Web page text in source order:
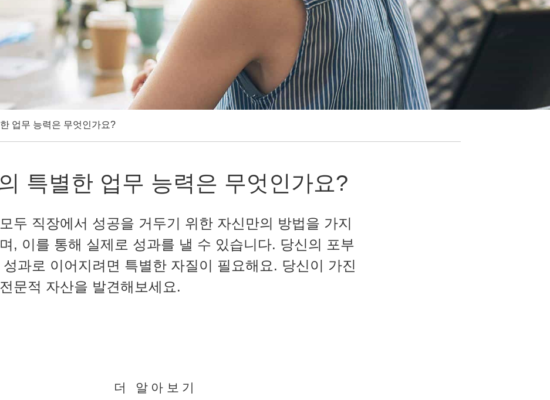
업무 능력은 무엇인가요?
특별한 업무 능력은 무엇인가요?
두 직장에서 성공을 거두기 위한 자신만의 방법을 가지
, 이를 통해 실제로 성과를 낼 수 있습니다. 당신의 포부
과로 이어지려면 특별한 자질이 필요해요. 당신이 가진
문적 자산을 발견해보세요.
더 알아보기